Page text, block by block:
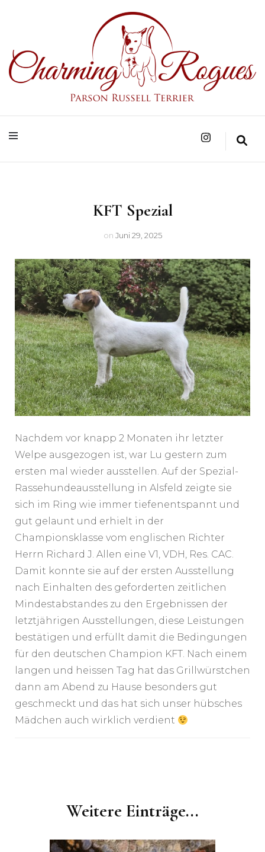
Charming Rogues
KFT Spezial
on Juni 29, 2025
Nachdem vor knapp 2 Monaten ihr letzter
Welpe ausgezogen ist, war Lu gestern zum
ersten mal wieder ausstellen. Auf der Spezial-
Rassehundeausstellung in Alsfeld zeigte sie
sich im Ring wie immer tiefenentspannt und
gut gelaunt und erhielt in der
Championsklasse vom englischen Richter
Herrn Richard J. Allen eine V1, VDH, Res. CAC.
Damit konnte sie auf der ersten Ausstellung
nach Einhalten des geforderten zeitlichen
Mindestabstandes zu den Ergebnissen der
letztjährigen Ausstellungen, diese Leistungen
bestätigen und erfüllt damit die Bedingungen
für den deutschen Champion KFT. Nach einem
langen und heissen Tag hat das Grillwürstchen
dann am Abend zu Hause besonders gut
geschmeckt und das hat sich unser hübsches
Mädchen auch wirklich verdient
Weitere Einträge...